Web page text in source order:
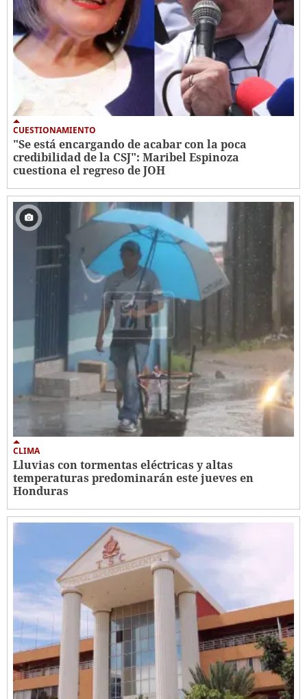
CUESTIONAMIENTO
"Se está encargando de acabar con la poca
credibilidad de la CSJ": Maribel Espinoza
cuestiona el regreso de JOH
CLIMA
Lluvias con tormentas eléctricas y altas
temperaturas predominarán este jueves en
Honduras